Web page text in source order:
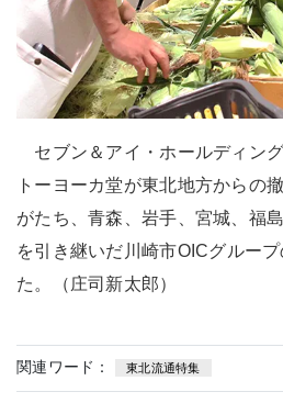
セブン＆アイ・ホールディン
トーヨーカ堂が東北地方からの
がたち、青森、岩手、宮城、福
を引き継いだ川崎市OICグルー
た。（庄司新太郎）
関連ワード： 東北流通特集